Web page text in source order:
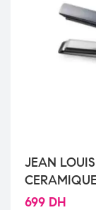
JEAN
699 DH